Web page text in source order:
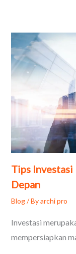
Tips Investasi
Depan
Blog/ Byarchi pro
Investasi
mempersiapkan